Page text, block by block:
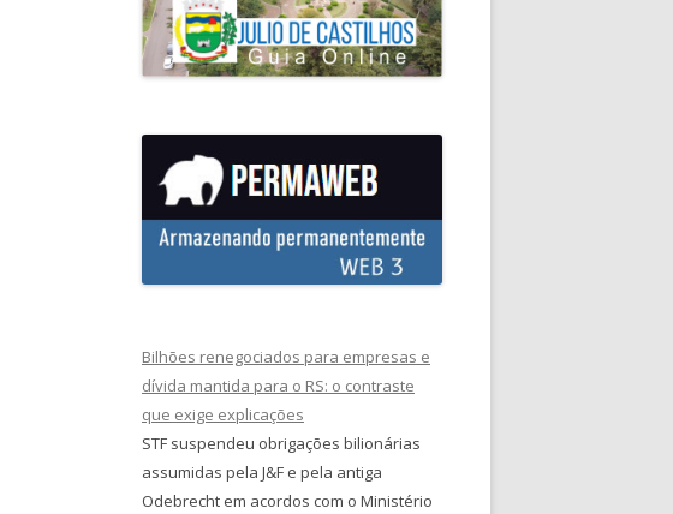
Bilhões renegociados para empresas e
dívida mantida para o RS: o contraste
que exige explicações
STF suspendeu obrigações bilionárias
assumidas pela J&F e pela antiga
Odebrecht em acordos com o Ministério